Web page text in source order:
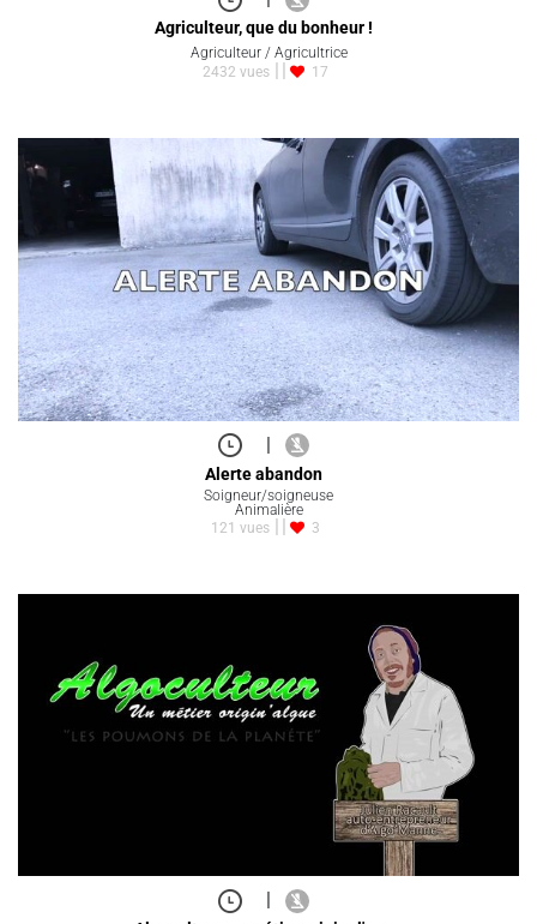
Agriculteur, que du bonheur !
Agriculteur / Agricultrice
2432 vues
17
|
Alerte abandon
Soigneur/soigneuse
Animalière
121 vues
3
|